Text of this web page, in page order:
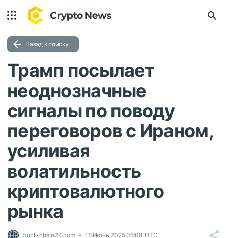
Назад к списку
Трамп посылает
неоднозначные
сигналы по поводу
переговоров с Ираном,
усиливая
волатильность
криптовалютного
рынка
block-chain24.com 18 Июнь 2025 05:08, UTC